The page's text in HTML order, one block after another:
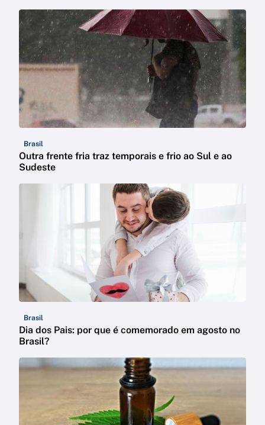
Brasil
Outra frente fria traz temporais e frio ao Sul e ao
Sudeste
Brasil
Dia dos Pais: por que é comemorado em agosto no
Brasil?